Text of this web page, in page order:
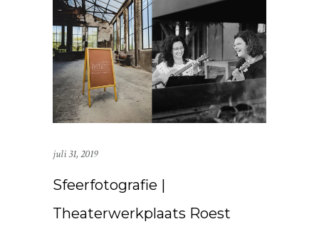
juli 31, 2019
Sfeerfotografie |
Theaterwerkplaats Roest